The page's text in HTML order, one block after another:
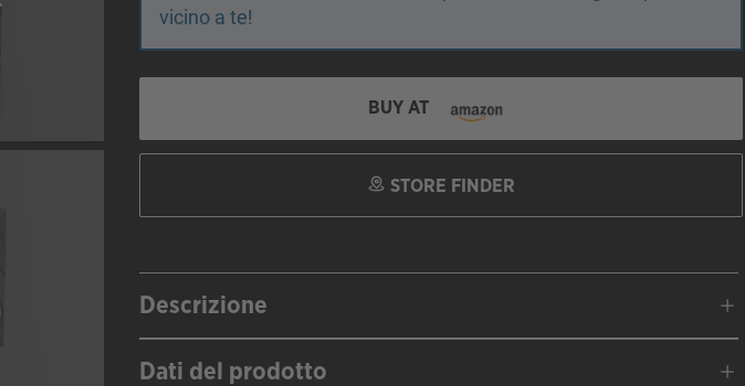
vicino a te!
BUY AT
STORE FINDER
Descrizione
Dati del prodotto